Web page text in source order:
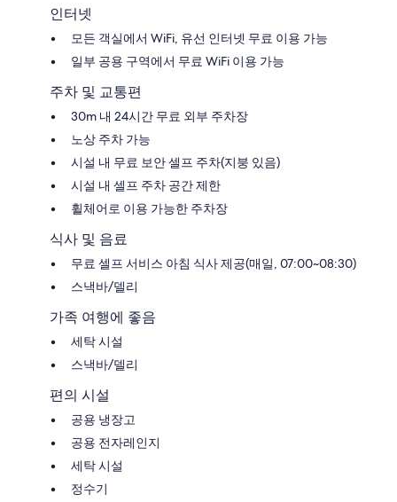
인터넷
모든 객실에서 WiFi, 유선 인터넷 무료 이용 가능
일부 공용 구역에서 무료 WiFi 이용 가능
주차 및 교통편
30m 내 24시간 무료 외부 주차장
노상 주차 가능
시설 내 무료 보안 셀프 주차(지붕 있음)
시설 내 셀프 주차 공간 제한
휠체어로 이용 가능한 주차장
식사 및 음료
무료 셀프 서비스 아침 식사 제공(매일, 07:00~08:30)
스낵바/델리
가족 여행에 좋음
세탁 시설
스낵바/델리
편의 시설
공용 냉장고
공용 전자레인지
세탁 시설
정수기